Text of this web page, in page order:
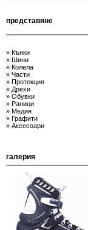
представяне
» Кънки
» Шини
» Колела
» Части
» Протекция
» Дрехи
» Обувки
» Раници
» Медия
» Графити
» Аксесоари
галерия